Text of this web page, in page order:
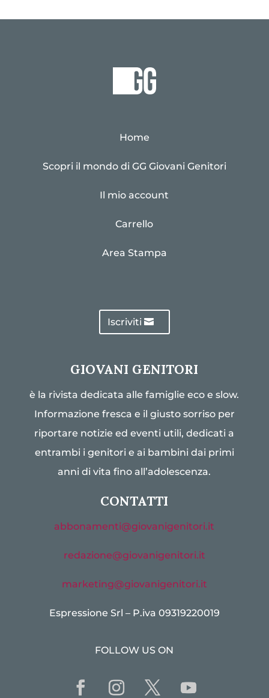
Home
Scopri il mondo di GG Giovani Genitori
Il mio account
Carrello
Area Stampa
Iscriviti
GIOVANI GENITORI
è la rivista dedicata alle famiglie eco e slow.
Informazione fresca e il giusto sorriso per
riportare notizie ed eventi utili, dedicati a
entrambi i genitori e ai bambini dai primi
anni di vita fino all’adolescenza.
CONTATTI
abbonamenti@giovanigenitori.it
redazione@giovanigenitori.it
marketing@giovanigenitori.it
Espressione Srl – P.iva 09319220019
FOLLOW US ON